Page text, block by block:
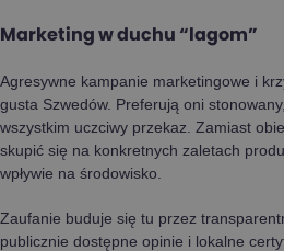
Marketing w duchu “lagom”
Agresywne kampanie marketingowe i
gusta Szwedów. Preferują oni
wszystkim uczciwy przekaz. Zamiast
skupić się na konkretnych zaletach
wpływie na środowisko.
Zaufanie buduje się tu przez
publicznie dostępne opinie i lokalne